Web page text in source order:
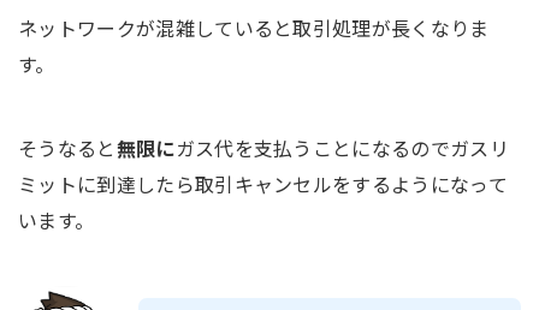
ネットワークが混雑していると取引処理が長くなりま
す。
そうなると無限にガス代を支払うことになるのでガスリ
ミットに到達したら取引キャンセルをするようになって
います。